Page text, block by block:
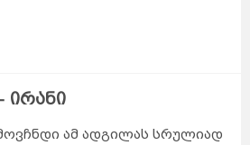
ირანი
ამ ადგილას სრულიად